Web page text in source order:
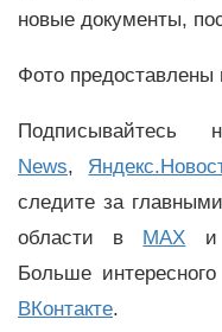
новые документы,
Фото предоставлены
News,
следите за
области в MAX
Больше
ВКонтакте.